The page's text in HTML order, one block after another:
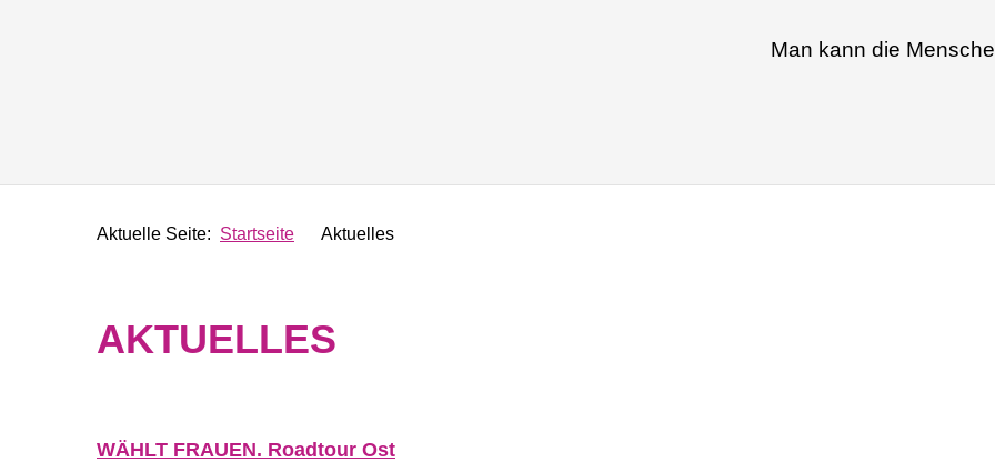
Man kann die
Aktuelle Seite: Startseite Aktuelles
AKTUELLES
WÄHLT FRAUEN. Roadtour Ost